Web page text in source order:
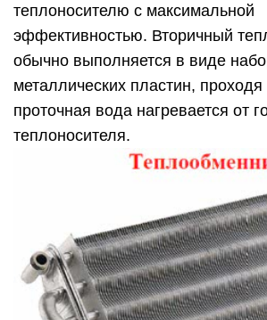
теплоносителю с максимальной
эффективностью. Вторичный
обычно выполняется в виде
металлических пластин,
проточная вода нагревается от
теплоносителя.